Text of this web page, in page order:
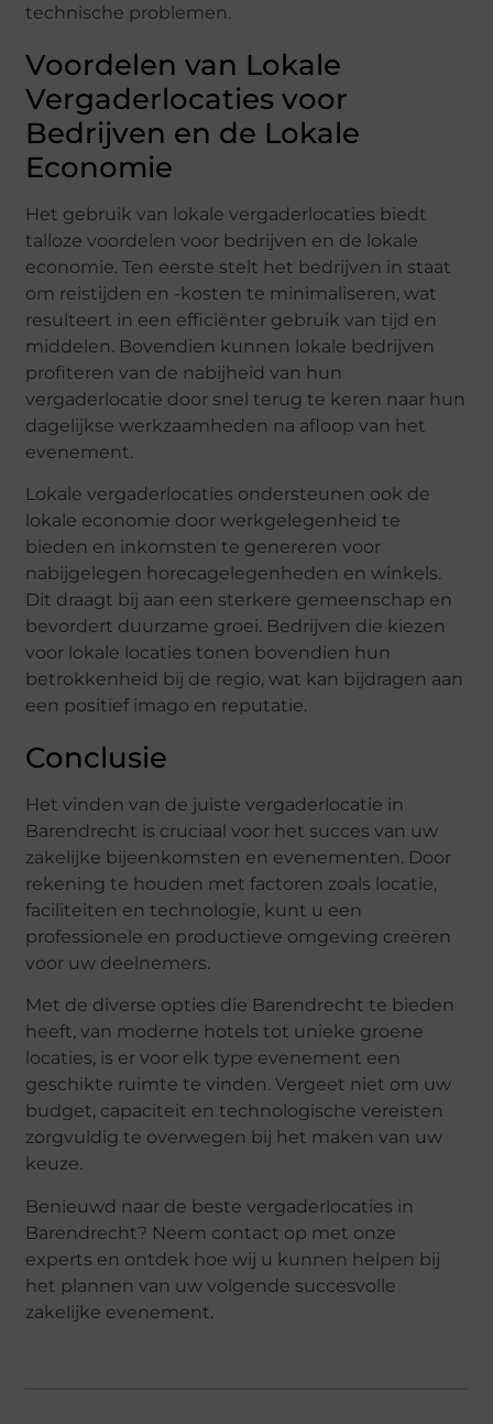
technische problemen.
Voordelen van Lokale
Vergaderlocaties voor
Bedrijven en de Lokale
Economie
Het gebruik van lokale vergaderlocaties biedt
talloze voordelen voor bedrijven en de lokale
economie. Ten eerste stelt het bedrijven in staat
om reistijden en -kosten te minimaliseren, wat
resulteert in een efficiënter gebruik van tijd en
middelen. Bovendien kunnen lokale bedrijven
profiteren van de nabijheid van hun
vergaderlocatie door snel terug te keren naar hun
dagelijkse werkzaamheden na afloop van het
evenement.
Lokale vergaderlocaties ondersteunen ook de
lokale economie door werkgelegenheid te
bieden en inkomsten te genereren voor
nabijgelegen horecagelegenheden en winkels.
Dit draagt bij aan een sterkere gemeenschap en
bevordert duurzame groei. Bedrijven die kiezen
voor lokale locaties tonen bovendien hun
betrokkenheid bij de regio, wat kan bijdragen aan
een positief imago en reputatie.
Conclusie
Het vinden van de juiste vergaderlocatie in
Barendrecht is cruciaal voor het succes van uw
zakelijke bijeenkomsten en evenementen. Door
rekening te houden met factoren zoals locatie,
faciliteiten en technologie, kunt u een
professionele en productieve omgeving creëren
voor uw deelnemers.
Met de diverse opties die Barendrecht te bieden
heeft, van moderne hotels tot unieke groene
locaties, is er voor elk type evenement een
geschikte ruimte te vinden. Vergeet niet om uw
budget, capaciteit en technologische vereisten
zorgvuldig te overwegen bij het maken van uw
keuze.
Benieuwd naar de beste vergaderlocaties in
Barendrecht? Neem contact op met onze
experts en ontdek hoe wij u kunnen helpen bij
het plannen van uw volgende succesvolle
zakelijke evenement.